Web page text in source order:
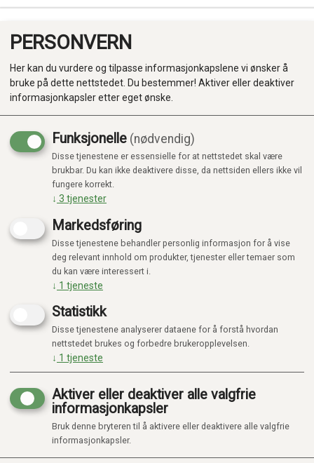
Produkter
Kategorier
PERSONVERN
Her kan du vurdere og tilpasse informasjonkapslene vi ønsker å
bruke på dette nettstedet. Du bestemmer! Aktiver eller deaktiver
informasjonkapsler etter eget ønske.
Funksjonelle (nødvendig)
Disse tjenestene er essensielle for at nettstedet skal være
brukbar. Du kan ikke deaktivere disse, da nettsiden ellers ikke vil
fungere korrekt.
↓ 3 tjenester
Markedsføring
Disse tjenestene behandler personlig informasjon for å vise
deg relevant innhold om produkter, tjenester eller temaer som
du kan være interessert i.
↓ 1 tjeneste
Statistikk
Disse tjenestene analyserer dataene for å forstå hvordan
nettstedet brukes og forbedre brukeropplevelsen.
↓ 1 tjeneste
Aktiver eller deaktiver alle valgfrie
informasjonkapsler
Bruk denne bryteren til å aktivere eller deaktivere alle valgfrie
informasjonkapsler.